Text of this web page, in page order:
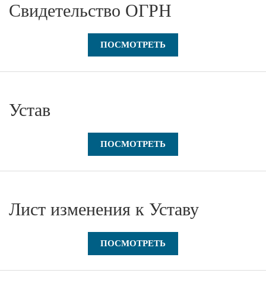
Свидетельство ОГРН
ПОСМОТРЕТЬ
Устав
ПОСМОТРЕТЬ
Лист изменения к Уставу
ПОСМОТРЕТЬ